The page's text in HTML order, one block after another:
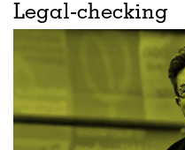
Legal-checking